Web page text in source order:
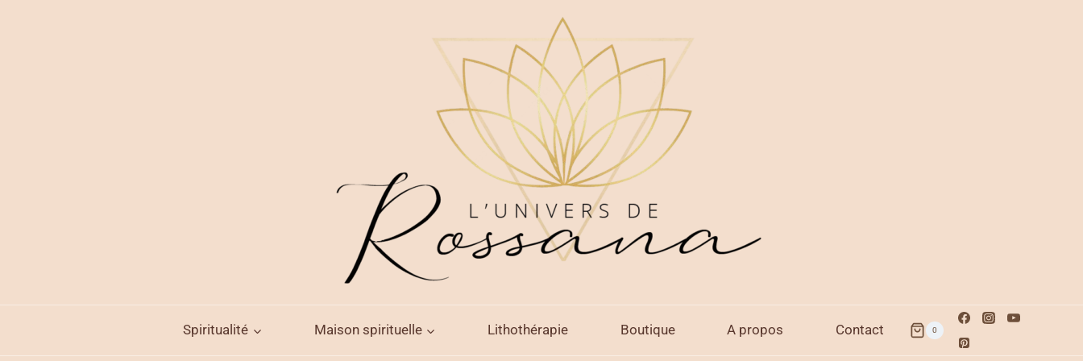
Spiritualité Maison spirituelle Lithothérapie Boutique A propos Contact 0